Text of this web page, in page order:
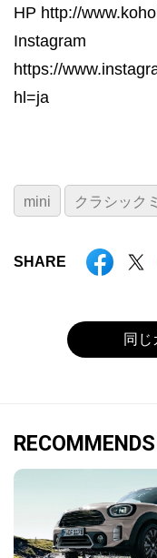
HP http://
Instagram
https://
hl=ja
mini クラシック
SHARE
同じ
RECOMMENDS